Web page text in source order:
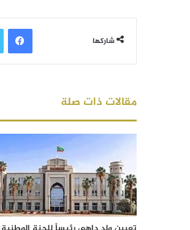
شاركها
فيسبوك
مقالات ذات صلة